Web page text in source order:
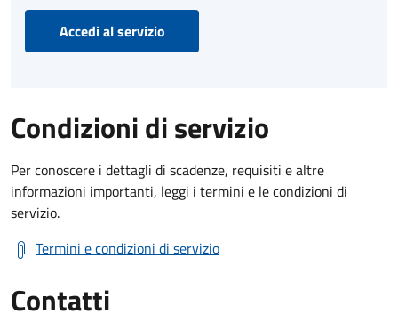
Accedi al servizio
Condizioni di servizio
Per conoscere i dettagli di scadenze, requisiti e altre
informazioni importanti, leggi i termini e le condizioni di
servizio.
Termini e condizioni di servizio
Contatti